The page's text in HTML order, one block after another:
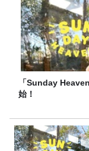
「Sunday
始！